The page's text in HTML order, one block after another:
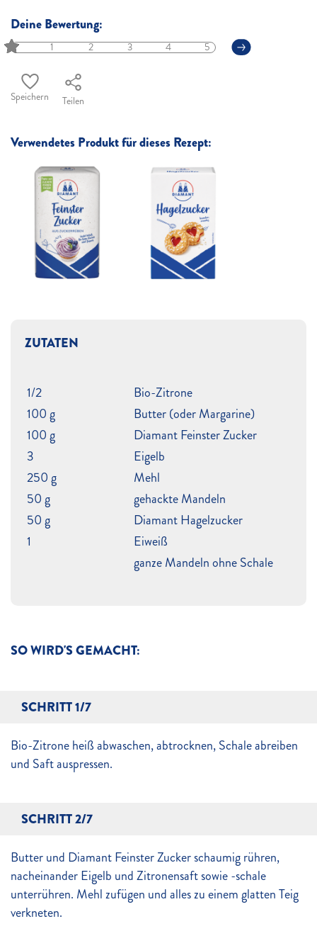
Deine Bewertung:
1 2 3 4 5
Speichern Teilen
Verwendetes Produkt für dieses Rezept:
SO WIRD'S GEMACHT:
SCHRITT 1/7
Bio-Zitrone heiß abwaschen, abtrocknen, Schale abreiben
und Saft auspressen.
SCHRITT 2/7
Butter und Diamant Feinster Zucker schaumig rühren,
nacheinander Eigelb und Zitronensaft sowie -schale
unterrühren. Mehl zufügen und alles zu einem glatten Teig
verkneten.
ZUTATEN
1/2
Bio-Zitrone
100 g
Butter (oder Margarine)
100 g
Diamant Feinster Zucker
3
Eigelb
250 g
Mehl
50 g
gehackte Mandeln
50 g
Diamant Hagelzucker
1
Eiweiß
ganze Mandeln ohne Schale